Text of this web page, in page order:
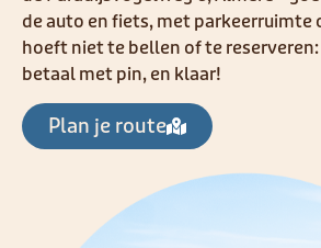
de auto en fiets, met parkeerruimte
hoeft niet te bellen of te
betaal met pin, en klaar!
Plan je route